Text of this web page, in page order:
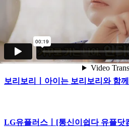
다방ㅣ모두 다 보는 방, 다방!
보리보리ㅣ아이는 보리보리와 함
LG유플러스ㅣ[통신이쉽다 유플닷